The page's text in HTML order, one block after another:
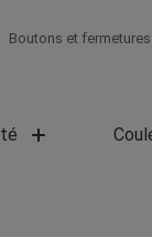
Boutons et fermetures